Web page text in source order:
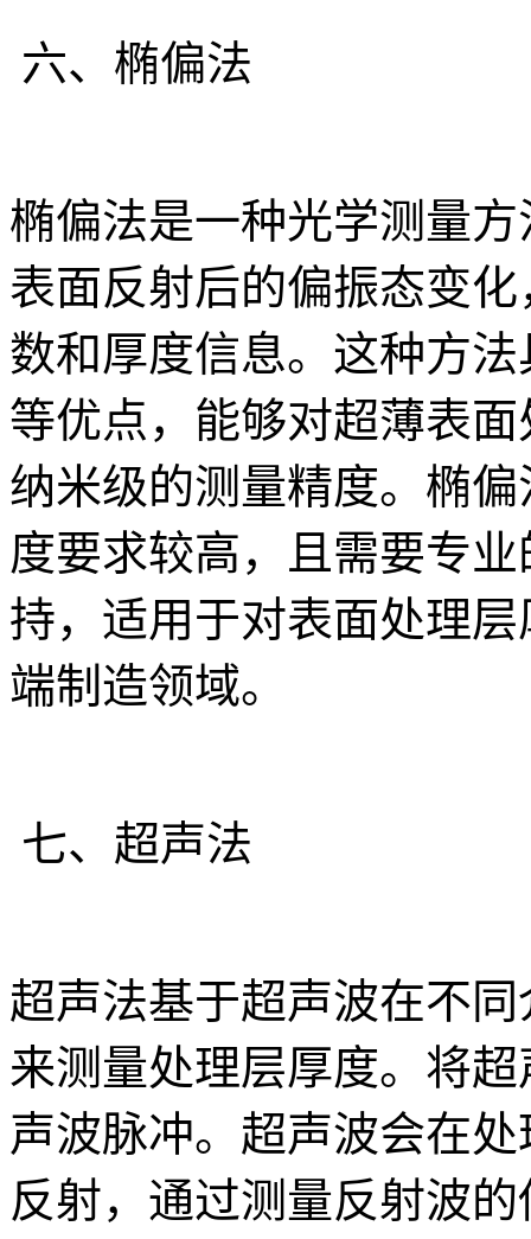
六、椭偏法
椭偏法是一种光学测量
表面反射后的偏振态变
数和厚度信息。这种方
等优点，能够对超薄表
纳米级的测量精度。椭
度要求较高，且需要专
持，适用于对表面处理
端制造领域。
七、超声法
超声法基于超声波在不
来测量处理层厚度。将
声波脉冲。超声波会在
反射，通过测量反射波